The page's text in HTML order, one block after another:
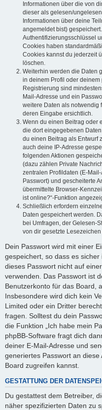
Informationen über die von
dieser als gelesen/
Informationen über deine
angemeldet bist)
Authentifizierungsschlüssel
Cookies haben
Cookies kannst du jederzeit
löschen.
Weiterhin werden die Daten
in deinem Profil oder
Registrierung sind
Mail-Adresse und ein
weitere Daten als notwendig
deren Eingabe ersichtlich.
Wenn du einen Beitrag oder
die dort eingegebenen
du einen Beitrag als Entwurf
auch deine IP-Adresse
folgenden Aktionen
(dazu zählen Private
zentralen Profildaten (E-
Passwort) und gescheiterte
übermittelte Browser-
ist online?“-Funktion
Schließlich erfordern
Daten gespeichert werden.
bei Umfragen, der Gelesen-
von dir gesetzte
Dein Passwort wird mit einer
gespeichert, so dass es sicher
dieses Passwort nicht auf
verwenden. Das Passwort ist
Benutzerkonto für das Board,
Insbesondere wird dich kein
Limited oder ein Dritter
fragen. Solltest du dein
die Funktion „Ich habe mein
phpBB-Software fragt dich
deiner E-Mail-Adresse und
generiertes Passwort an
Board zugreifen kannst.
GESTATTUNG DER
Du gestattest dem Betreiber,
näher spezifizierten Daten zu